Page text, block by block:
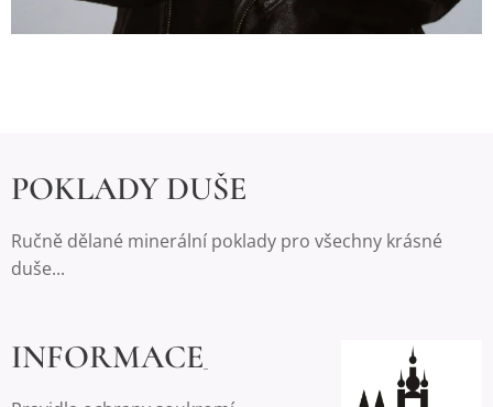
POKLADY DUŠE
Ručně dělané minerální poklady pro všechny krásné
duše...
INFORMACE